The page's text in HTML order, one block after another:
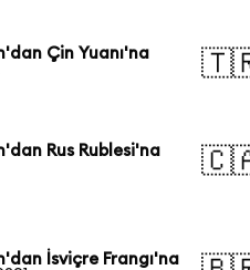
Çin Yuanı'na
Rus Rublesi'na
İsviçre Frangı'na